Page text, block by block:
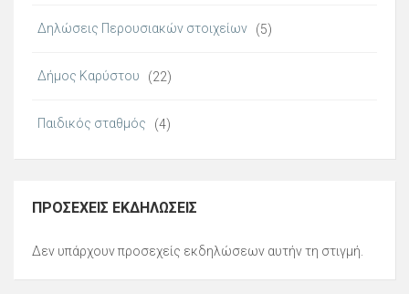
Δηλώσεις Περουσιακών στοιχείων (5)
Δήμος Καρύστου (22)
Παιδικός σταθμός (4)
ΠΡΟΣΕΧΕΊΣ ΕΚΔΗΛΏΣΕΙΣ
Δεν υπάρχουν προσεχείς εκδηλώσεων αυτήν τη στιγμή.